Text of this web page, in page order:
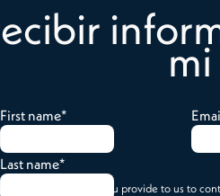
First name*
Last name*
information you provide to us to